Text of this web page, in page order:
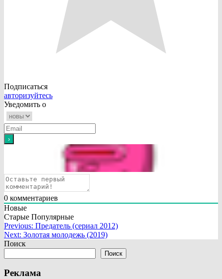
Подписаться
авторизуйтесь
Уведомить о
0 комментариев
Новые
Старые Популярные
Навигация
по
Previous: Предатель (сериал 2012)
Next: Золотая молодежь (2019)
Поиск
Поиск
Реклама